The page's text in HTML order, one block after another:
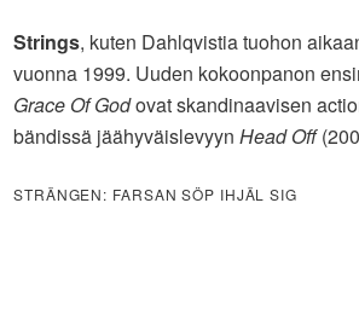
Strings, kuten Dahlqvistia tuohon
vuonna 1999. Uuden kokoonpanon
Grace Of Godovat skandinaavisen
bändissä jäähyväislevyyn Head Off
STRÄNGEN: FARSAN SÖP IHJÄL SIG